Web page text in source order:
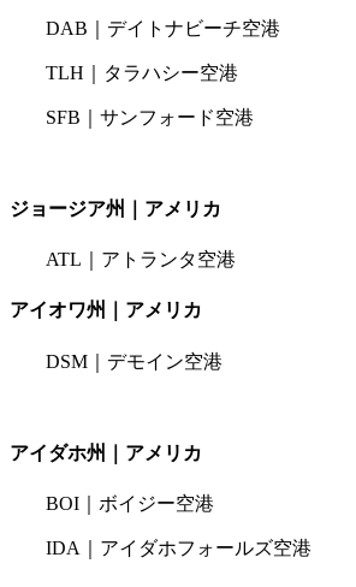
DAB｜デイトナビーチ空港
TLH｜タラハシー空港
SFB｜サンフォード空港
ジョージア州｜アメリカ
ATL｜アトランタ空港
アイオワ州｜アメリカ
DSM｜デモイン空港
アイダホ州｜アメリカ
BOI｜ボイジー空港
IDA｜アイダホフォールズ空港